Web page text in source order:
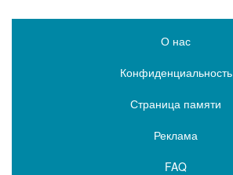
О нас
Конфиденциальность
Страница памяти
Реклама
FAQ